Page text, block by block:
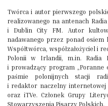
Twórca i autor pierwszego
realizowanego na antenach
i Dublin City FM. Autor
nadawanego przez ponad
Współtwórca, współzałożyciel i
Polonii w Irlandii, m.in. Radia
i prowadzący program
paśmie polonijnych stacji
i redaktor naczelny
oraz iTVe. Członek Grupy
Stowarzyszenia Pisarzy Polskich.